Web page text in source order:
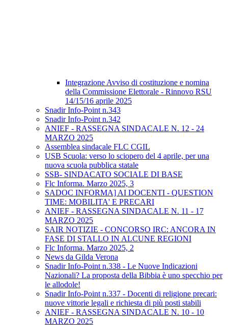
Integrazione Avviso di costituzione e nomina
della Commissione Elettorale - Rinnovo RSU
14/15/16 aprile 2025
Snadir Info-Point n.343
Snadir Info-Point n.342
ANIEF - RASSEGNA SINDACALE N. 12 - 24
MARZO 2025
Assemblea sindacale FLC CGIL
USB Scuola: verso lo sciopero del 4 aprile, per una
nuova scuola pubblica statale
SSB- SINDACATO SOCIALE DI BASE
Flc Informa. Marzo 2025, 3
SADOC INFORMA] AI DOCENTI - QUESTION
TIME: MOBILITA' E PRECARI
ANIEF - RASSEGNA SINDACALE N. 11 - 17
MARZO 2025
SAIR NOTIZIE - CONCORSO IRC: ANCORA IN
FASE DI STALLO IN ALCUNE REGIONI
Flc Informa. Marzo 2025, 2
News da Gilda Verona
Snadir Info-Point n.338 - Le Nuove Indicazioni
Nazionali? La proposta della Bibbia è uno specchio per
le allodole!
Snadir Info-Point n.337 - Docenti di religione precari:
nuove vittorie legali e richiesta di più posti stabili
ANIEF - RASSEGNA SINDACALE N. 10 - 10
MARZO 2025